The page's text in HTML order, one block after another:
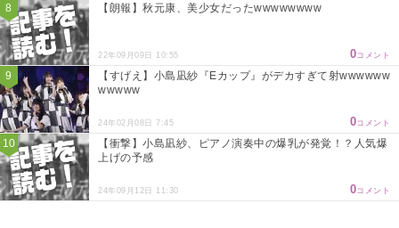
【朗報】秋元康、美少女だったwwwwwwww
22年09月09日 10:55 0コメント
【すげえ】小島凪紗『Eカップ』がデカすぎて射wwwwww
wwwww
24年02月08日 7:45 0コメント
【衝撃】小島凪紗、ピアノ演奏中の爆乳が発覚！？人気爆
上げの予感
24年09月12日 11:30 0コメント